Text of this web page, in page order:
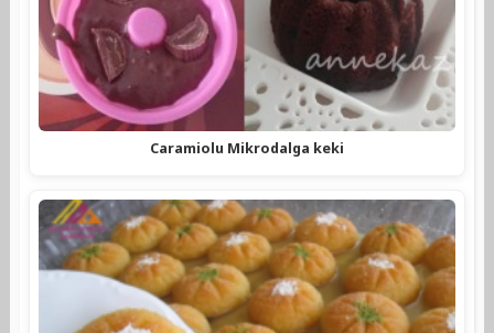
Caramiolu Mikrodalga keki